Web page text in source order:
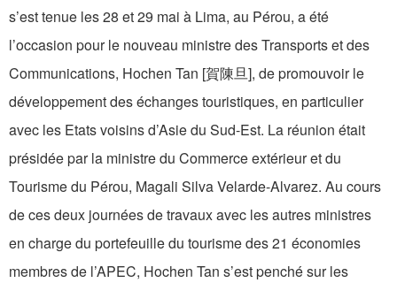
s’est tenue les 28 et 29 mai à Lima, au Pérou, a été
l’occasion pour le nouveau ministre des Transports et des
Communications, Hochen Tan [賀陳旦], de promouvoir le
développement des échanges touristiques, en particulier
avec les Etats voisins d’Asie du Sud-Est. La réunion était
présidée par la ministre du Commerce extérieur et du
Tourisme du Pérou, Magali Silva Velarde-Alvarez. Au cours
de ces deux journées de travaux avec les autres ministres
en charge du portefeuille du tourisme des 21 économies
membres de l’APEC, Hochen Tan s’est penché sur les